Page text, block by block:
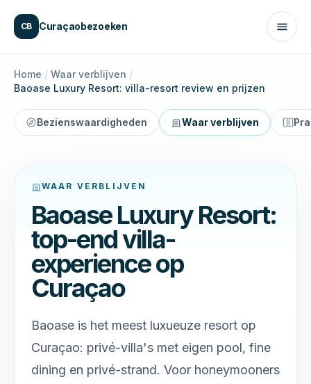
CB Curaçaobezoeken
Home / Waar verblijven /
Baoase Luxury Resort: villa-resort review en prijzen
Bezienswaardigheden Waar verblijven
WAAR VERBLIJVEN
Baoase Luxury Resort:
top-end villa-
experience op
Curaçao
Baoase is het meest luxueuze resort op
Curaçao: privé-villa's met eigen pool, fine
dining en privé-strand. Voor honeymooners